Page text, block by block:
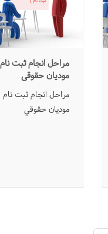
ﻣﺮﺍﺣﻞ ﺍﻧﺠﺎﻡ ﺛﺒﺖ
ﻣﻮﺩﻳﺎﻥ ﺣﻘﻮﻗﻲ
ﻣﺮﺍﺣﻞ ﺍﻧﺠﺎﻡ ﺛﺒﺖ ﻧﺎﻡ
ﻣﻮﺩﻳﺎﻥ ﺣﻘﻮﻗﻲ